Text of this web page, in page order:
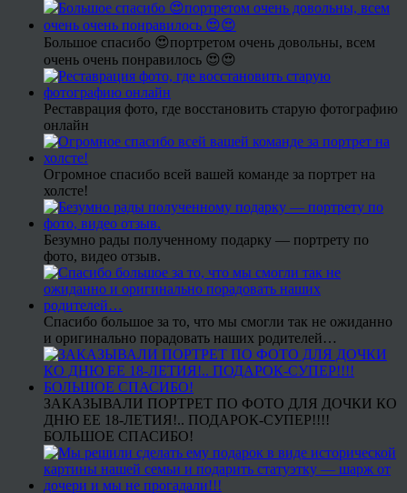
Большое спасибо 😍портретом очень довольны, всем
очень очень понравилось 😍😍
Реставрация фото, где восстановить старую фотографию
онлайн
Огромное спасибо всей вашей команде за портрет на
холсте!
Безумно рады полученному подарку — портрету по
фото, видео отзыв.
Спасибо большое за то, что мы смогли так не ожиданно
и оригинально порадовать наших родителей…
ЗАКАЗЫВАЛИ ПОРТРЕТ ПО ФОТО ДЛЯ ДОЧКИ КО
ДНЮ ЕЕ 18-ЛЕТИЯ!.. ПОДАРОК-СУПЕР!!!!
БОЛЬШОЕ СПАСИБО!